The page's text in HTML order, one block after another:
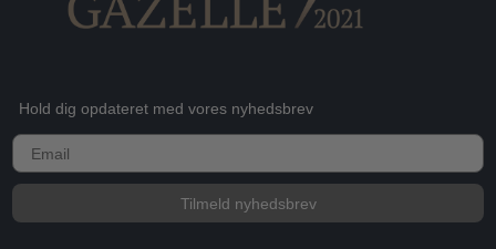
Hold dig opdateret med vores nyhedsbrev
E-mail
Tilmeld nyhedsbrev